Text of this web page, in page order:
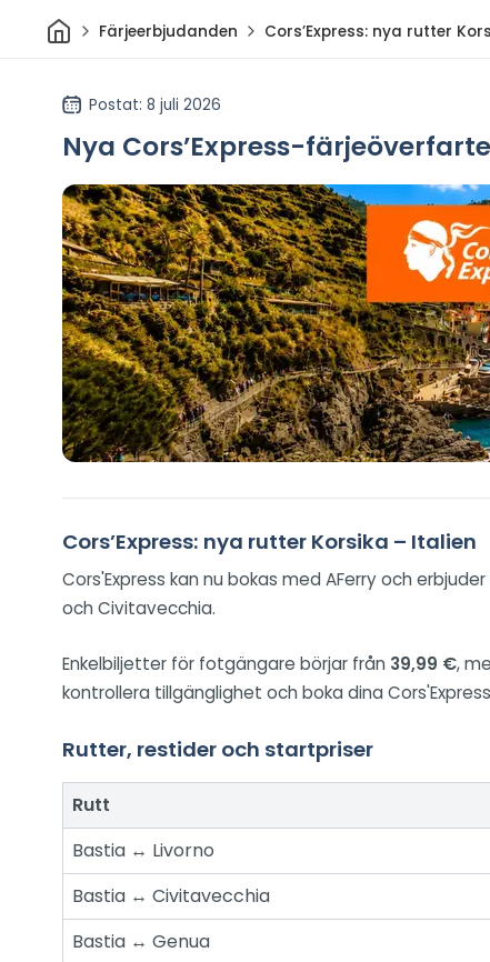
HemFärjeerbjudanden Cors’Express: nya rutter
Postat: 8 juli 2026
Nya Cors’Express-
Cors’Express: nya rutter Korsika – Italien
Cors'Express kan nu bokas med AFerry och
och Civitavecchia.
Enkelbiljetter för fotgängare börjar från 39,99 €,
kontrollera tillgänglighet och boka dina
Rutter, restider och startpriser
Rutt
Bastia ↔ Livorno
Bastia ↔ Civitavecchia
Bastia ↔ Genua